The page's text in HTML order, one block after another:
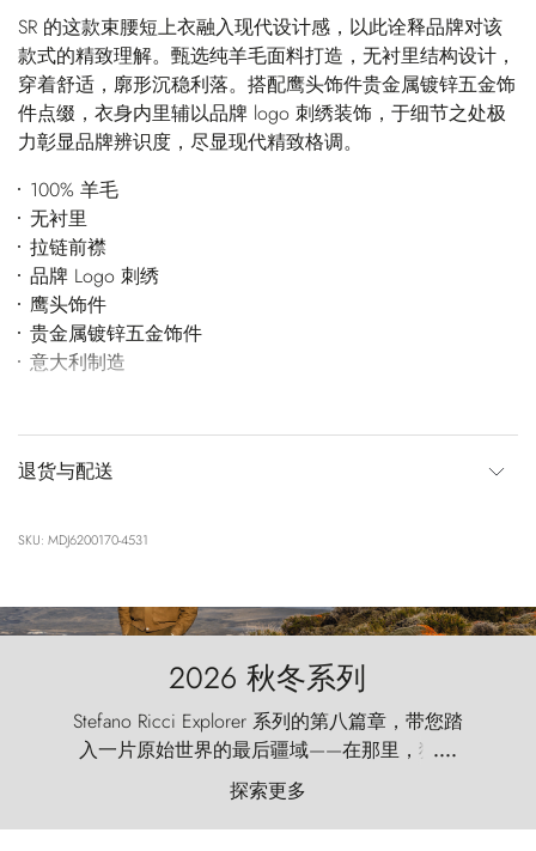
SR 的这款束腰短上衣融入现代设计感，以此诠释品牌对该
款式的精致理解。甄选纯羊毛面料打造，无衬里结构设计，
穿着舒适，廓形沉稳利落。搭配鹰头饰件贵金属镀锌五金饰
件点缀，衣身内里辅以品牌 logo 刺绣装饰，于细节之处极
力彰显品牌辨识度，尽显现代精致格调。
100% 羊毛
无衬里
拉链前襟
品牌 Logo 刺绣
鹰头饰件
贵金属镀锌五金饰件
意大利制造
退货与配送
SKU: MDJ6200170-4531
2026 秋冬系列
Stefano Ricci Explorer 系列的第八篇章，带您踏
入一片原始世界的最后疆域——在那里，狂风
以远古的怒号雕琢着自然，而百内塔（Torres
del Paine）则宛如石砌的哨兵，傲然向苍穹发
起挑战。
....
探索更多